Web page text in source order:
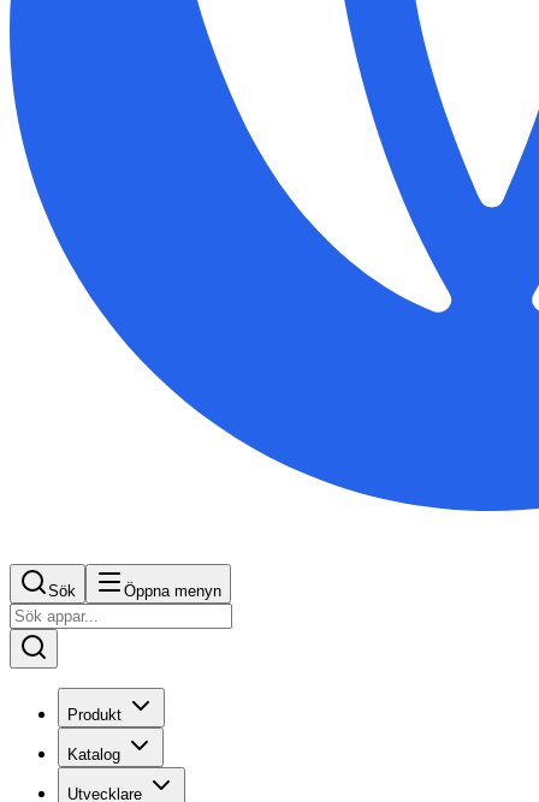
Sök Öppna menyn
Produkt
Katalog
Utvecklare